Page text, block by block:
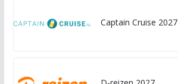
Captain Cruise 2027